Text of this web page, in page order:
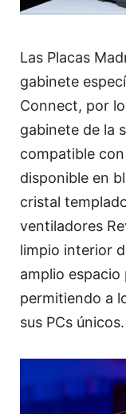
Las Placas
gabinete
Connect, por
gabinete de la
compatible
disponible en
cristal
ventiladores
limpio interior
amplio espacio
permitiendo a
sus PCs únicos.